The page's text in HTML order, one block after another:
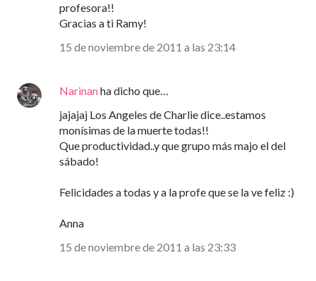
profesora!!
Gracias a ti Ramy!
15 de noviembre de 2011 a las 23:14
Narinanha dicho que…
jajajaj Los Angeles de Charlie dice..estamos
monísimas de la muerte todas!!
Que productividad..y que grupo más majo el del
sábado!
Felicidades a todas y a la profe que se la ve feliz :)
Anna
15 de noviembre de 2011 a las 23:33